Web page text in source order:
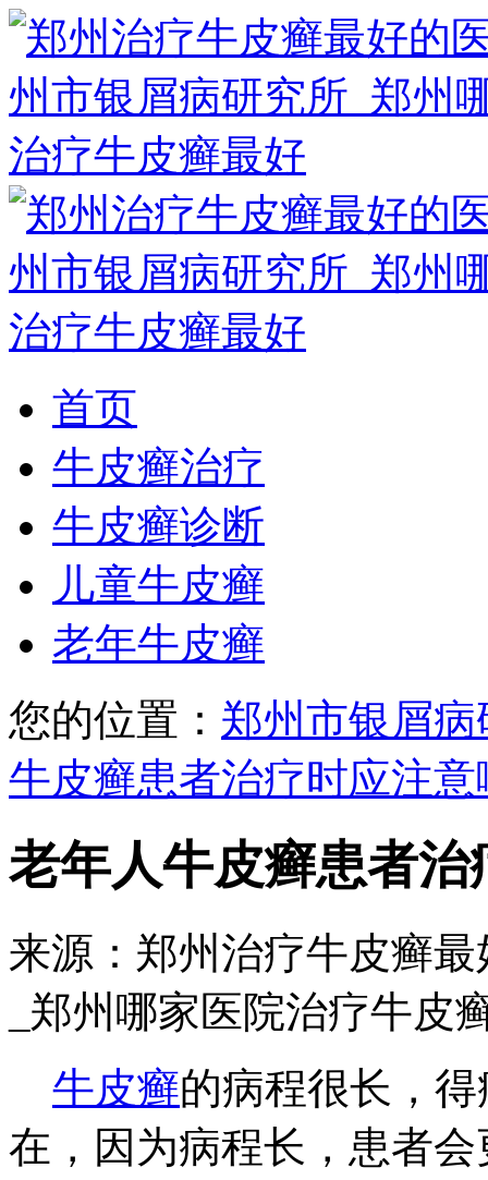
首页
牛皮癣治疗
牛皮癣诊断
儿童牛皮癣
老年牛皮癣
您的位置： 郑州市银屑病
牛皮癣患者治疗时应注意
老年人牛皮癣患者
来源：郑州治疗牛皮癣
_郑州哪家医院治疗牛皮
牛皮癣的病程很长，
在，因为病程长，患者